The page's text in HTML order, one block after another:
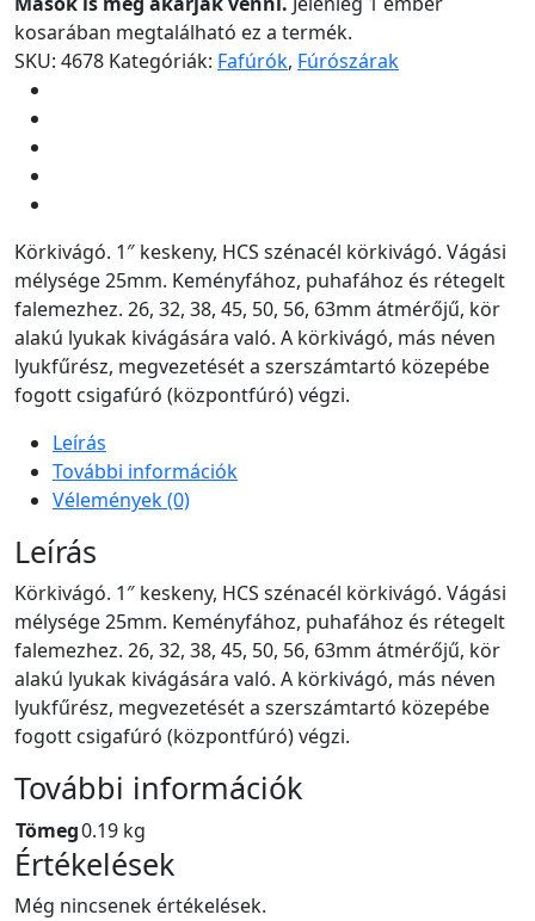
kosarában megtalálható ez a termék.
SKU: 4678 Kategóriák: Fafúrók, Fúrószárak
Körkivágó. 1″ keskeny, HCS szénacél körkivágó. Vágási
mélysége 25mm. Keményfához, puhafához és rétegelt
falemezhez. 26, 32, 38, 45, 50, 56, 63mm átmérőjű, kör
alakú lyukak kivágására való. A körkivágó, más néven
lyukfűrész, megvezetését a szerszámtartó közepébe
fogott csigafúró (központfúró) végzi.
Leírás
További információk
Vélemények (0)
Leírás
Körkivágó. 1″ keskeny, HCS szénacél körkivágó. Vágási
mélysége 25mm. Keményfához, puhafához és rétegelt
falemezhez. 26, 32, 38, 45, 50, 56, 63mm átmérőjű, kör
alakú lyukak kivágására való. A körkivágó, más néven
lyukfűrész, megvezetését a szerszámtartó közepébe
fogott csigafúró (központfúró) végzi.
További információk
Tömeg0.19 kg
Értékelések
Még nincsenek értékelések.